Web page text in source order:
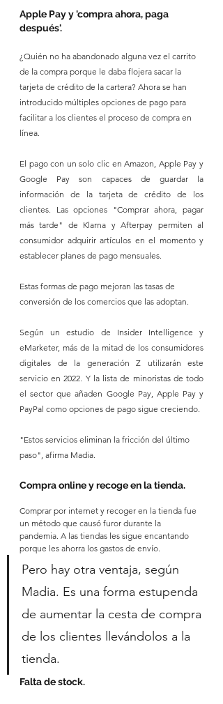
Apple Pay y 'compra ahora, paga
después'.
¿Quién no ha abandonado alguna vez el carrito
de la compra porque le daba flojera sacar la
tarjeta de crédito de la cartera? Ahora se han
introducido múltiples opciones de pago para
facilitar a los clientes el proceso de compra en
línea.
El pago con un solo clic en Amazon, Apple Pay y
Google Pay son capaces de guardar la
información de la tarjeta de crédito de los
clientes. Las opciones "Comprar ahora, pagar
más tarde" de Klarna y Afterpay permiten al
consumidor adquirir artículos en el momento y
establecer planes de pago mensuales.
Estas formas de pago mejoran las tasas de
conversión de los comercios que las adoptan.
Según un estudio de Insider Intelligence y
eMarketer, más de la mitad de los consumidores
digitales de la generación Z utilizarán este
servicio en 2022. Y la lista de minoristas de todo
el sector que añaden Google Pay, Apple Pay y
PayPal como opciones de pago sigue creciendo.
"Estos servicios eliminan la fricción del último
paso", afirma Madia.
Compra online y recoge en la tienda.
Comprar por internet y recoger en la tienda fue
un método que causó furor durante la
pandemia. A las tiendas les sigue encantando
porque les ahorra los gastos de envío.
Pero hay otra ventaja, según
Madia. Es una forma estupenda
de aumentar la cesta de compra
de los clientes llevándolos a la
tienda.
Falta de stock.